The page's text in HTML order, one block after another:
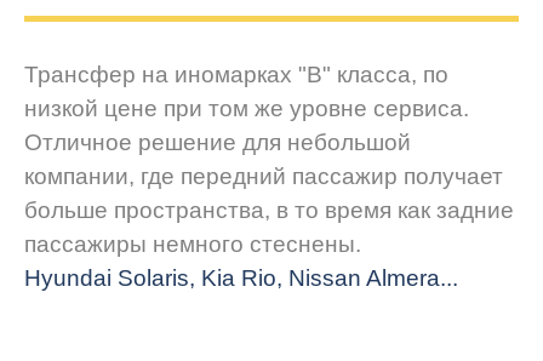
Трансфер на иномарках "В" класса, по
низкой цене при том же уровне сервиса.
Отличное решение для небольшой
компании, где передний пассажир получает
больше пространства, в то время как задние
пассажиры немного стеснены.
Hyundai Solaris, Kia Rio, Nissan Almera...